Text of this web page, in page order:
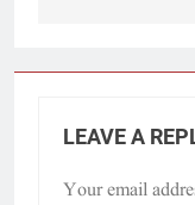
LEAVE A
Your email